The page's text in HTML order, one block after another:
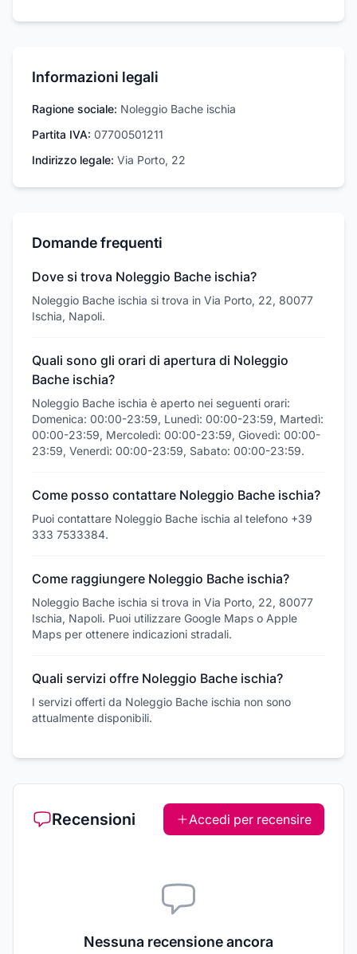
Informazioni legali
Ragione sociale: Noleggio Bache ischia
Partita IVA: 07700501211
Indirizzo legale: Via Porto, 22
Domande frequenti
Dove si trova Noleggio Bache ischia?
Noleggio Bache ischia si trova in Via Porto, 22, 80077
Ischia, Napoli.
Quali sono gli orari di apertura di Noleggio
Bache ischia?
Noleggio Bache ischia è aperto nei seguenti orari:
Domenica: 00:00-23:59, Lunedì: 00:00-23:59, Martedì:
00:00-23:59, Mercoledì: 00:00-23:59, Giovedì: 00:00-
23:59, Venerdì: 00:00-23:59, Sabato: 00:00-23:59.
Come posso contattare Noleggio Bache ischia?
Puoi contattare Noleggio Bache ischia al telefono +39
333 7533384.
Come raggiungere Noleggio Bache ischia?
Noleggio Bache ischia si trova in Via Porto, 22, 80077
Ischia, Napoli. Puoi utilizzare Google Maps o Apple
Maps per ottenere indicazioni stradali.
Quali servizi offre Noleggio Bache ischia?
I servizi offerti da Noleggio Bache ischia non sono
attualmente disponibili.
Recensioni Accedi per recensire
Nessuna recensione ancora